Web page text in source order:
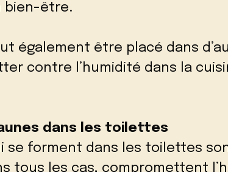
bien-être.
également être placé dans
contre l’humidité dans la
dans les toilettes
se forment dans les toilettes
tous les cas, compromettent